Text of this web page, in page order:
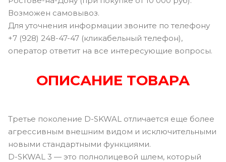
Возможен самовывоз.
Для уточнения информации звоните по телефону
+7 (928) 248-47-47 (кликабельный телефон),
оператор ответит на все интересующие вопросы.
ОПИСАНИЕ ТОВАРА
Третье поколение D-SKWAL отличается еще более
агрессивным внешним видом и исключительными
новыми стандартными функциями.
D-SKWAL 3 — это полнолицевой шлем, который